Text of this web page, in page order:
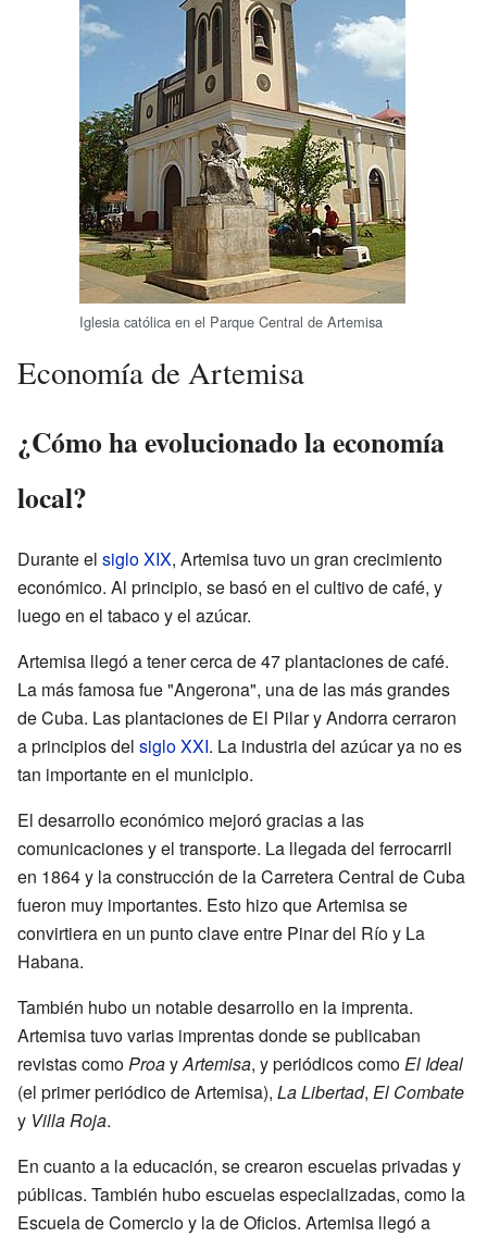
Iglesia católica en el Parque Central de Artemisa
Economía de Artemisa
¿Cómo ha evolucionado la economía
local?
Durante el siglo XIX, Artemisa tuvo un gran crecimiento
económico. Al principio, se basó en el cultivo de café, y
luego en el tabaco y el azúcar.
Artemisa llegó a tener cerca de 47 plantaciones de café.
La más famosa fue "Angerona", una de las más grandes
de Cuba. Las plantaciones de El Pilar y Andorra cerraron
a principios del siglo XXI. La industria del azúcar ya no es
tan importante en el municipio.
El desarrollo económico mejoró gracias a las
comunicaciones y el transporte. La llegada del ferrocarril
en 1864 y la construcción de la Carretera Central de Cuba
fueron muy importantes. Esto hizo que Artemisa se
convirtiera en un punto clave entre Pinar del Río y La
Habana.
También hubo un notable desarrollo en la imprenta.
Artemisa tuvo varias imprentas donde se publicaban
revistas comoProayArtemisa, y periódicos comoEl Ideal
(el primer periódico de Artemisa), La Libertad, El Combate
y Villa Roja.
En cuanto a la educación, se crearon escuelas privadas y
públicas. También hubo escuelas especializadas, como la
Escuela de Comercio y la de Oficios. Artemisa llegó a